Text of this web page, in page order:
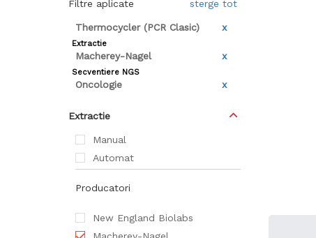
Filtre aplicate sterge tot
Thermocycler (PCR Clasic) x
Extractie
Macherey-Nagel x
Secventiere NGS
Oncologie x
Extractie
Manual
Automat
Producatori
New England Biolabs